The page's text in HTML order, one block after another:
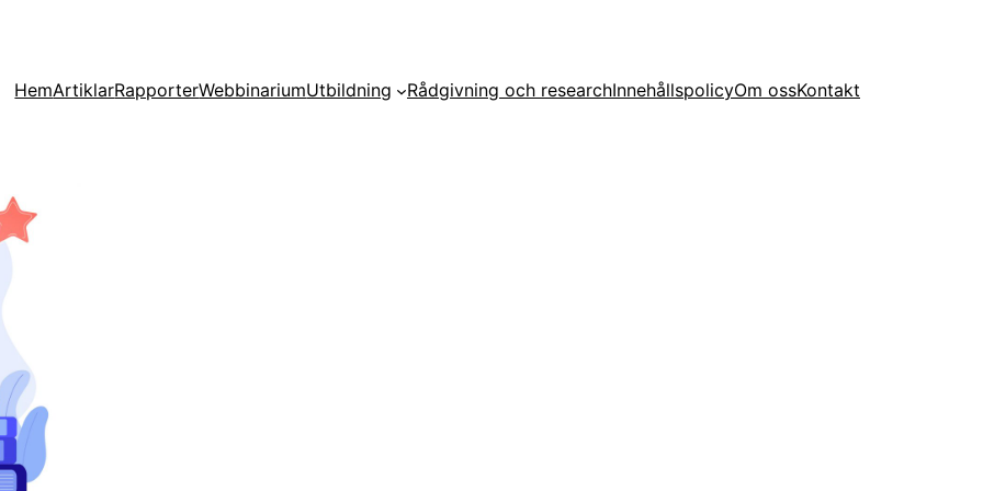
HemArtiklarRapporterWebbinariumUtbildning Rådgivning och researchInnehållspolicyOm ossKontakt